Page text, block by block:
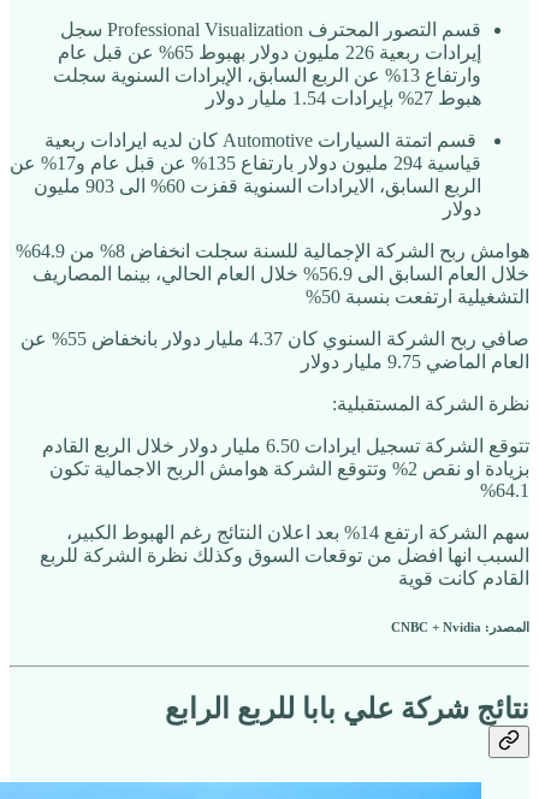
قسم التصور المحترف Professional Visualization سجل
إيرادات ربعية 226 مليون دولار بهبوط 65% عن قبل عام
وارتفاع 13% عن الربع السابق، الإيرادات السنوية سجلت
هبوط 27% بإيرادات 1.54 مليار دولار
قسم اتمتة السيارات Automotive كان لديه ايرادات ربعية
قياسية 294 مليون دولار بارتفاع 135% عن قبل عام و17% عن
الربع السابق، الايرادات السنوية قفزت 60% الى 903 مليون
دولار
هوامش ربح الشركة الإجمالية للسنة سجلت انخفاض 8% من 64.9%
خلال العام السابق الى 56.9% خلال العام الحالي، بينما المصاريف
التشغيلية ارتفعت بنسبة 50%
صافي ربح الشركة السنوي كان 4.37 مليار دولار بانخفاض 55% عن
العام الماضي 9.75 مليار دولار
نظرة الشركة المستقبلية:
تتوقع الشركة تسجيل ايرادات 6.50 مليار دولار خلال الربع القادم
بزيادة او نقص 2% وتتوقع الشركة هوامش الربح الاجمالية تكون
64.1%
سهم الشركة ارتفع 14% بعد اعلان النتائج رغم الهبوط الكبير،
السبب انها افضل من توقعات السوق وكذلك نظرة الشركة للربع
القادم كانت قوية
المصدر: CNBC + Nvidia
نتائج شركة علي بابا للربع الرابع